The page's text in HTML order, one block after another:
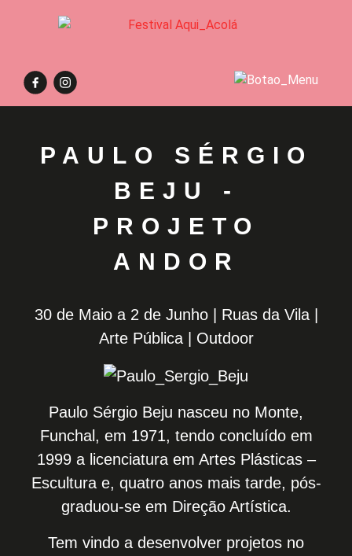
PAULO SÉRGIO
BEJU -
PROJETO
ANDOR
30 de Maio a 2 de Junho | Ruas da Vila |
Arte Pública | Outdoor
Paulo Sérgio Beju nasceu no Monte,
Funchal, em 1971, tendo concluído em
1999 a licenciatura em Artes Plásticas –
Escultura e, quatro anos mais tarde, pós-
graduou-se em Direção Artística.
Tem vindo a desenvolver projetos no